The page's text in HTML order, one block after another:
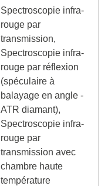
Spectroscopie infra-
rouge par
transmission,
Spectroscopie infra-
rouge par réflexion
(spéculaire à
balayage en angle -
ATR diamant),
Spectroscopie infra-
rouge par
transmission avec
chambre haute
température